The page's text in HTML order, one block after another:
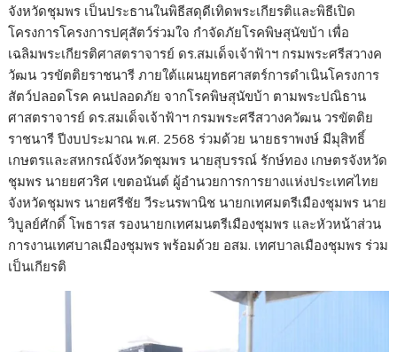
จังหวัดชุมพร เป็นประธานในพิธีสดุดีเทิดพระเกียรติและพิธีเปิด
โครงการโครงการปศุสัตว์ร่วมใจ กำจัดภัยโรคพิษสุนัขบ้า เพื่อ
เฉลิมพระเกียรติศาสตราจารย์ ดร.สมเด็จเจ้าฟ้าฯ กรมพระศรีสวางค
วัฒน วรขัตติยราชนารี ภายใต้แผนยุทธศาสตร์การดำเนินโครงการ
สัตว์ปลอดโรค คนปลอดภัย จากโรคพิษสุนัขบ้า ตามพระปณิธาน
ศาสตราจารย์ ดร.สมเด็จเจ้าฟ้าฯ กรมพระศรีสวางควัฒน วรขัตติย
ราชนารี ปีงบประมาณ พ.ศ. 2568 ร่วมด้วย นายธราพงษ์ มีมุสิทธิ์
เกษตรและสหกรณ์จังหวัดชุมพร นายสุบรรณ์ รักษ์ทอง เกษตรจังหวัด
ชุมพร นายยศวริศ เขตอนันต์ ผู้อำนวยการการยางแห่งประเทศไทย
จังหวัดชุมพร นายศรีชัย วีระนรพานิช นายกเทศมตรีเมืองชุมพร นาย
วิบูลย์ศักดิ์ โพธารส รองนายกเทศมนตรีเมืองชุมพร และหัวหน้าส่วน
การงานเทศบาลเมืองชุมพร พร้อมด้วย อสม. เทศบาลเมืองชุมพร ร่วม
เป็นเกียรติ